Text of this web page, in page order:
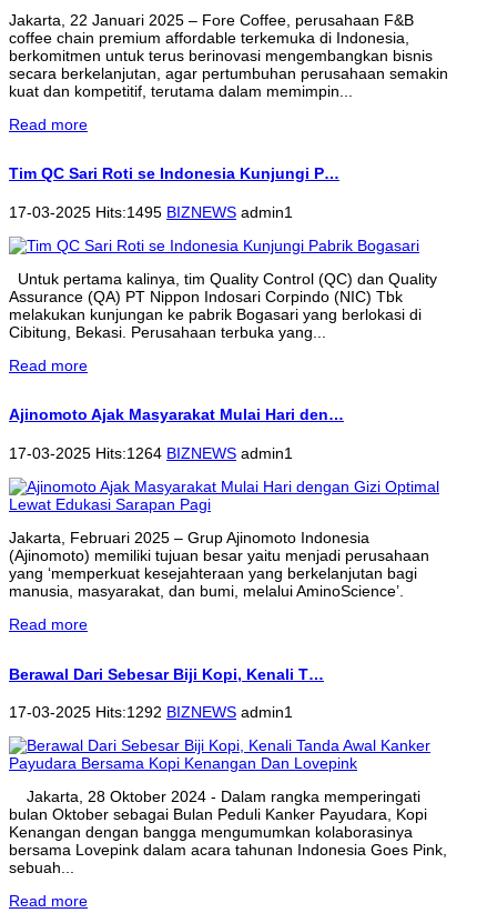
Jakarta, 22 Januari 2025 – Fore Coffee, perusahaan F&B
coffee chain premium affordable terkemuka di Indonesia,
berkomitmen untuk terus berinovasi mengembangkan bisnis
secara berkelanjutan, agar pertumbuhan perusahaan semakin
kuat dan kompetitif, terutama dalam memimpin...
Read more
Tim QC Sari Roti se Indonesia Kunjungi P…
17-03-2025 Hits:1495 BIZNEWS admin1
Untuk pertama kalinya, tim Quality Control (QC) dan Quality
Assurance (QA) PT Nippon Indosari Corpindo (NIC) Tbk
melakukan kunjungan ke pabrik Bogasari yang berlokasi di
Cibitung, Bekasi. Perusahaan terbuka yang...
Read more
Ajinomoto Ajak Masyarakat Mulai Hari den…
17-03-2025 Hits:1264 BIZNEWS admin1
Jakarta, Februari 2025 – Grup Ajinomoto Indonesia
(Ajinomoto) memiliki tujuan besar yaitu menjadi perusahaan
yang ‘memperkuat kesejahteraan yang berkelanjutan bagi
manusia, masyarakat, dan bumi, melalui AminoScience’.
Read more
Berawal Dari Sebesar Biji Kopi, Kenali T…
17-03-2025 Hits:1292 BIZNEWS admin1
Jakarta, 28 Oktober 2024 - Dalam rangka memperingati
bulan Oktober sebagai Bulan Peduli Kanker Payudara, Kopi
Kenangan dengan bangga mengumumkan kolaborasinya
bersama Lovepink dalam acara tahunan Indonesia Goes Pink,
sebuah...
Read more